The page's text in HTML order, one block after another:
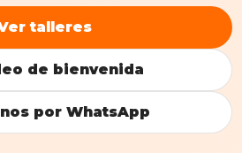
talleres
de bienvenida
por WhatsApp